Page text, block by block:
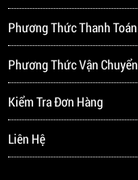
Phương Thức Thanh Toán
Phương Thức Vận Chuyển
Kiểm Tra Đơn Hàng
Liên Hệ